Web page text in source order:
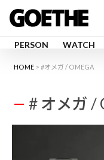
PERSON WATCH
HOME #オメガ / OMEGA
# オメガ /